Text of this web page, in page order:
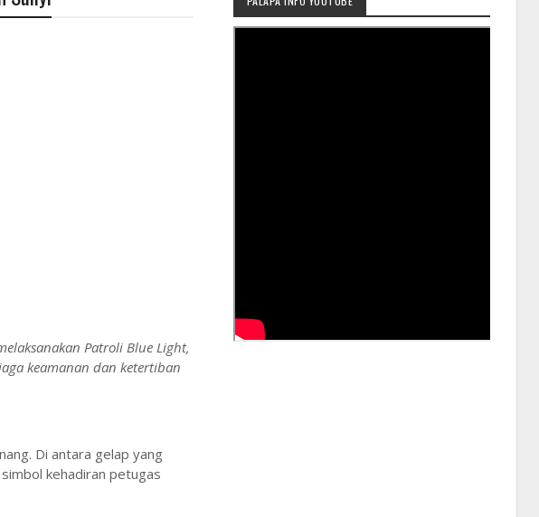
Patroli Blue Light,
keamanan dan ketertiban
Di antara gelap yang
kehadiran petugas